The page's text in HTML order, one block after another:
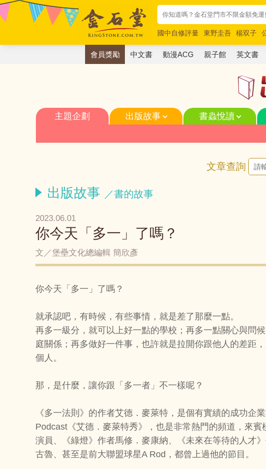
國中自修評量 東野圭吾 楊双子
唯紅花綻放
奧德賽 路邊攤新作
會員獎勵 中文書 動漫ACG 親子館 英文書
主題企劃 出版故事 書蟲悅讀
文章查詢
出版故事 ／書的故事
2023.06.01
你今天「多一」了嗎？
文／堡壘文化總編輯 簡欣彥
你今天「多一」了嗎？
就承認吧，有時候，有些事情，就是差了那麼一點。
再多一級分，就可以上好一點的學校；再多一點關心與問
庭關係；再多做好一件事，也許就是拉開你跟他人的差距
個人。
那，是什麼，讓你跟「多一者」不一樣呢？
《多一法則》的作者艾德．麥萊特，是個有實績的成功企
Podcast《艾德．麥萊特秀》，也是非常熱門的頻道，來賓
演員、《綠燈》作者馬修．麥康納、《未來在等待的人才
古魯、甚至是前大聯盟球星A Rod，都曾上過他的節目。